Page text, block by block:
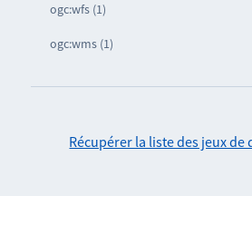
ogc:wfs (1)
ogc:wms (1)
Récupérer la liste des jeux de